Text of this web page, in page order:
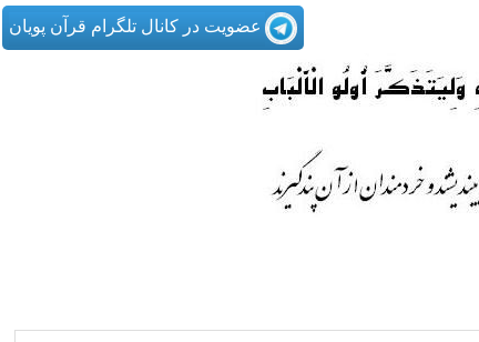
عضویت در کانال تلگرام قرآن پویان